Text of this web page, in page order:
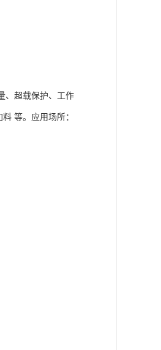
、超载保护、工作
等。应用场所：